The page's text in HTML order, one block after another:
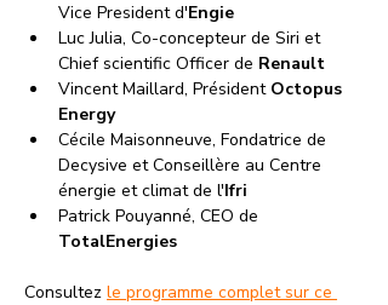
Vice President d'Engie
Luc Julia, Co-concepteur de Siri et
Chief scientific Officer de Renault
Vincent Maillard, Président Octopus
Energy
Cécile Maisonneuve, Fondatrice de
Decysive et Conseillère au Centre
énergie et climat de l'Ifri
Patrick Pouyanné, CEO de
TotalEnergies
Consultez le programme complet sur ce